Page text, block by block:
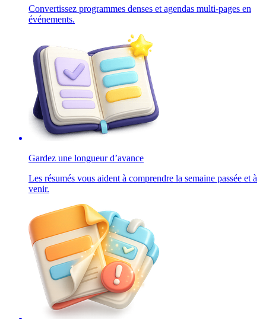
Convertissez programmes denses et agendas multi-pages en
événements.
Gardez une longueur d’avance
Les résumés vous aident à comprendre la semaine passée et à
venir.